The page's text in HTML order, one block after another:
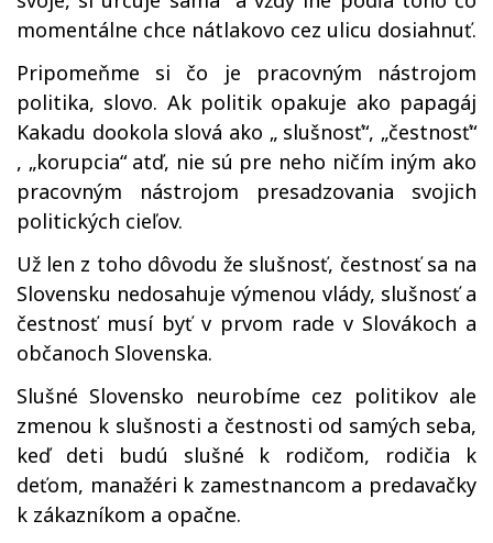
momentálne chce nátlakovo cez ulicu dosiahnuť.
Pripomeňme si čo je pracovným nástrojom
politika, slovo. Ak politik opakuje ako papagáj
Kakadu dookola slová ako „ slušnosť“, „čestnosť“
, „korupcia“ atď, nie sú pre neho ničím iným ako
pracovným nástrojom presadzovania svojich
politických cieľov.
Už len z toho dôvodu že slušnosť, čestnosť sa na
Slovensku nedosahuje výmenou vlády, slušnosť a
čestnosť musí byť v prvom rade v Slovákoch a
občanoch Slovenska.
Slušné Slovensko neurobíme cez politikov ale
zmenou k slušnosti a čestnosti od samých seba,
keď deti budú slušné k rodičom, rodičia k
deťom, manažéri k zamestnancom a predavačky
k zákazníkom a opačne.